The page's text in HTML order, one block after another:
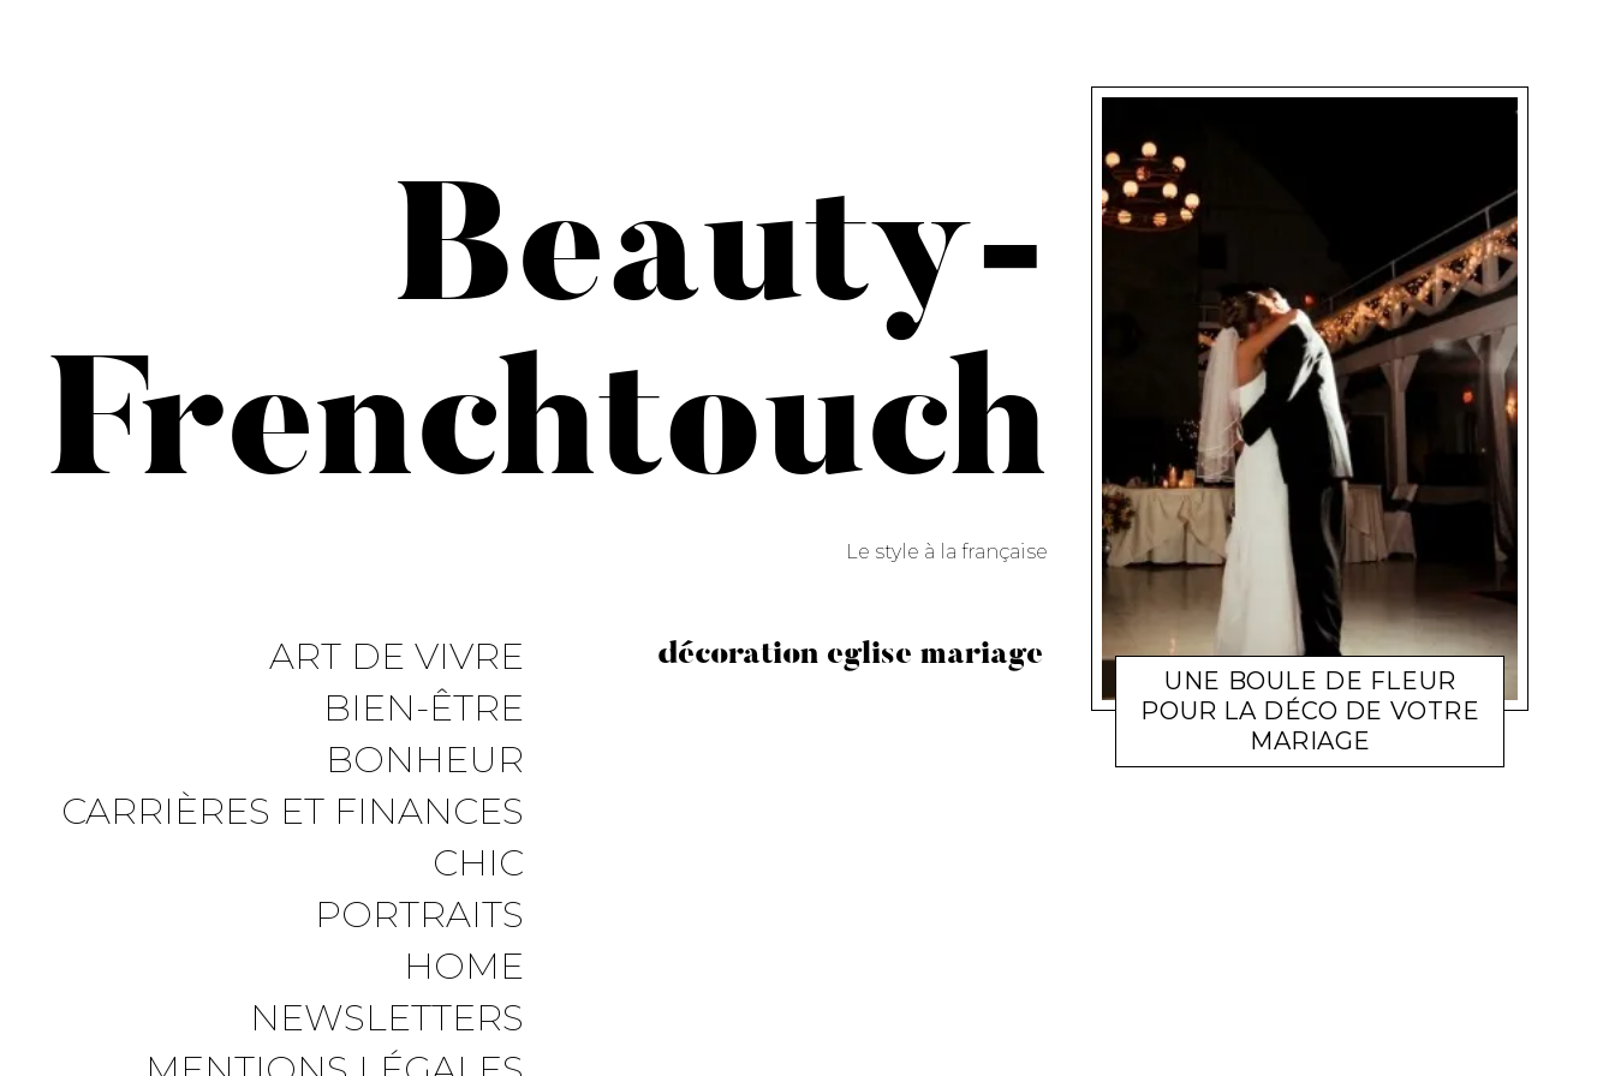
Beauty-
Frenchtouch
Le style à la française
ART DE VIVRE
BIEN-ÊTRE
BONHEUR
CARRIÈRES ET FINANCES
CHIC
PORTRAITS
HOME
NEWSLETTERS
décoration eglise mariage
UNE BOULE DE FLEUR
POUR LA DÉCO DE VOTRE
MARIAGE
DELPH66 27 JANVIER 2013